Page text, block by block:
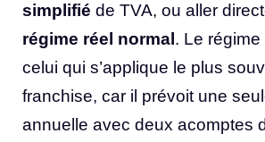
simplifié de TVA, ou aller
régime réel normal . Le
celui qui s’applique le plus
franchise, car il prévoit une
annuelle avec deux acomptes